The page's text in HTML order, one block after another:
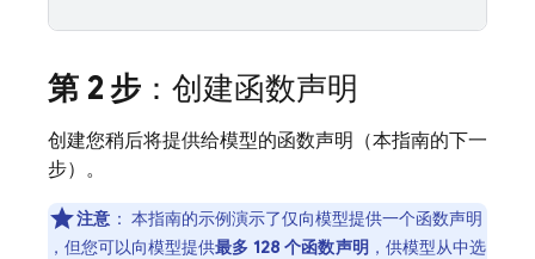
第 2 步 ：创建函数声明
创建您稍后将提供给模型的函数声明（本指南的下一
步）。
注意 ： 本指南的示例演示了仅向模型提供一个函数声明
，但您可以向模型提供最多 128 个函数声明 ，供模型从中选